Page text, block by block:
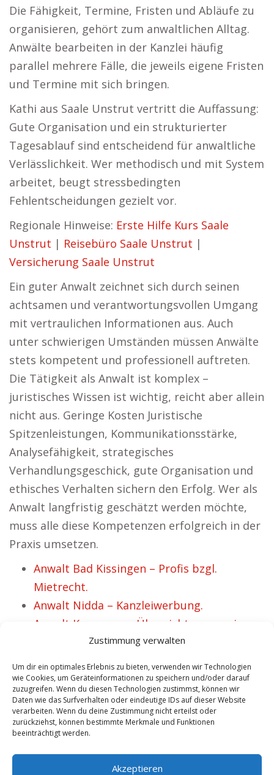
Zustimmung verwalten
Um dir ein optimales Erlebnis zu bieten, verwenden wir Technologien
wie Cookies, um Geräteinformationen zu speichern und/oder darauf
zuzugreifen. Wenn du diesen Technologien zustimmst, können wir
Daten wie das Surfverhalten oder eindeutige IDs auf dieser Website
verarbeiten. Wenn du deine Zustimmung nicht erteilst oder
zurückziehst, können bestimmte Merkmale und Funktionen
beeinträchtigt werden.
Akzeptieren
Die Fähigkeit, Termine, Fristen und Abläufe zu
organisieren, gehört zum anwaltlichen Alltag.
Anwälte bearbeiten in der Kanzlei häufig
parallel mehrere Fälle, die jeweils eigene Fristen
und Termine mit sich bringen.
Kathi aus Saale Unstrut vertritt die Auffassung:
Gute Organisation und ein strukturierter
Tagesablauf sind entscheidend für anwaltliche
Verlässlichkeit. Wer methodisch und mit System
arbeitet, beugt stressbedingten
Fehlentscheidungen gezielt vor.
Regionale Hinweise: Erste Hilfe Kurs Saale
Unstrut | Reisebüro Saale Unstrut |
Versicherung Saale Unstrut
Ein guter Anwalt zeichnet sich durch seinen
achtsamen und verantwortungsvollen Umgang
mit vertraulichen Informationen aus. Auch
unter schwierigen Umständen müssen Anwälte
stets kompetent und professionell auftreten.
Die Tätigkeit als Anwalt ist komplex –
juristisches Wissen ist wichtig, reicht aber allein
nicht aus. Geringe Kosten Juristische
Spitzenleistungen, Kommunikationsstärke,
Analysefähigkeit, strategisches
Verhandlungsgeschick, gute Organisation und
ethisches Verhalten sichern den Erfolg. Wer als
Anwalt langfristig geschätzt werden möchte,
muss alle diese Kompetenzen erfolgreich in der
Praxis umsetzen.
Anwalt Bad Kissingen – Profis bzgl.
Mietrecht.
Anwalt Nidda – Kanzleiwerbung.
Anwalt Kremmen – Übersicht vorrangiger
Rechtsbereiche.
Anwalt Hildburghausen – Auf der Stelle top
Rechtsberater lokalisieren.
Anwalt Stendal – Anwaltsmarketing.
Anwalt Berndorf – Überblick wichtiger
Rechtsgebiete.
Anwalt Aurich – Verkehrsrecht Spezialisten